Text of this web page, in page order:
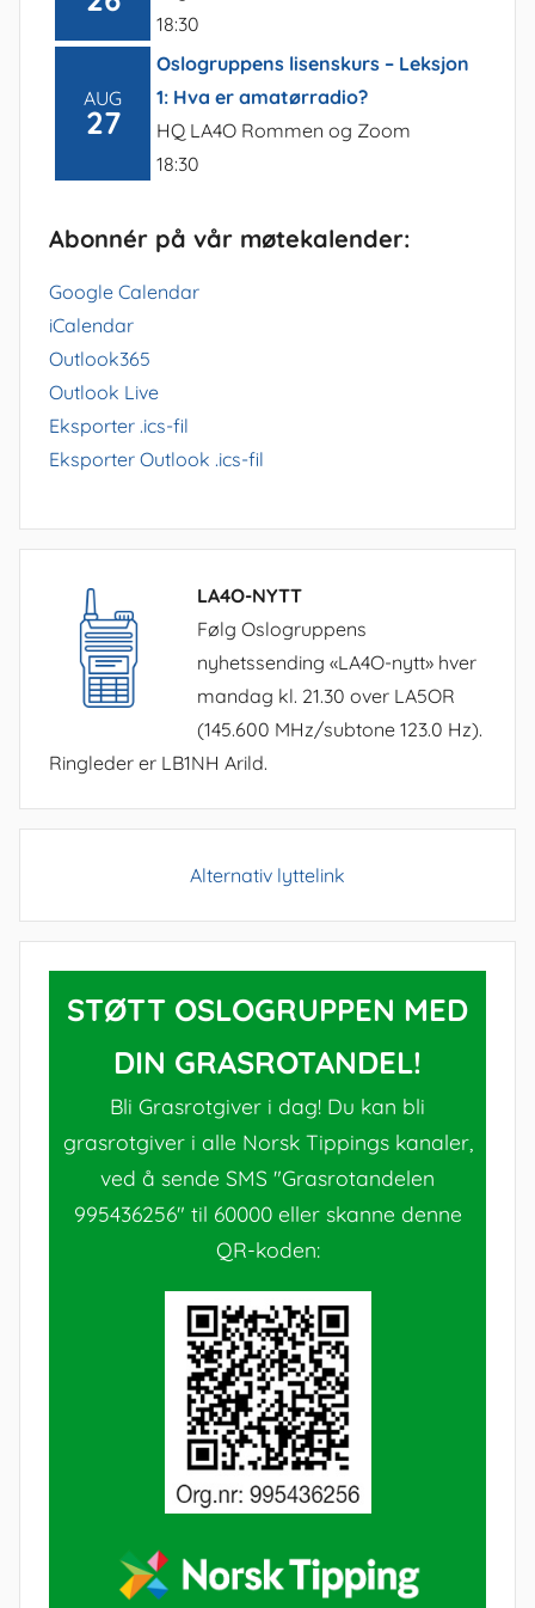
18:30
AUG
27
Oslogruppens lisenskurs – Leksjon
1: Hva er amatørradio?
HQ LA4O Rommen og Zoom
18:30
Abonnér på vår møtekalender:
Google Calendar
iCalendar
Outlook365
Outlook Live
Eksporter .ics-fil
Eksporter Outlook .ics-fil
LA4O-NYTT
Følg Oslogruppens
nyhetssending «LA4O-nytt» hver
mandag kl. 21.30 over LA5OR
(145.600 MHz/subtone 123.0 Hz).
Ringleder er LB1NH Arild.
Alternativ lyttelink
STØTT OSLOGRUPPEN MED
DIN GRASROTANDEL!
Bli Grasrotgiver i dag! Du kan bli
grasrotgiver i alle Norsk Tippings kanaler,
ved å sende SMS "Grasrotandelen
995436256" til 60000 eller skanne denne
QR-koden: